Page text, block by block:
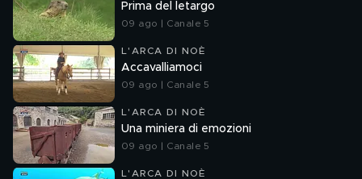
Prima del letargo
09 ago | Canale 5
L'ARCA DI NOÈ
Accavalliamoci
09 ago | Canale 5
L'ARCA DI NOÈ
Una miniera di emozioni
09 ago | Canale 5
L'ARCA DI NOÈ